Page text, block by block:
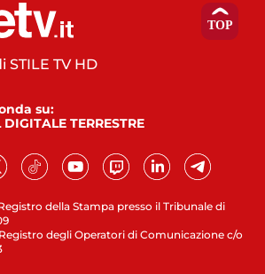
della Stampa presso il Tribunale di
degli Operatori di Comunicazione c/o
STILE TV HD
su:
TERRESTRE